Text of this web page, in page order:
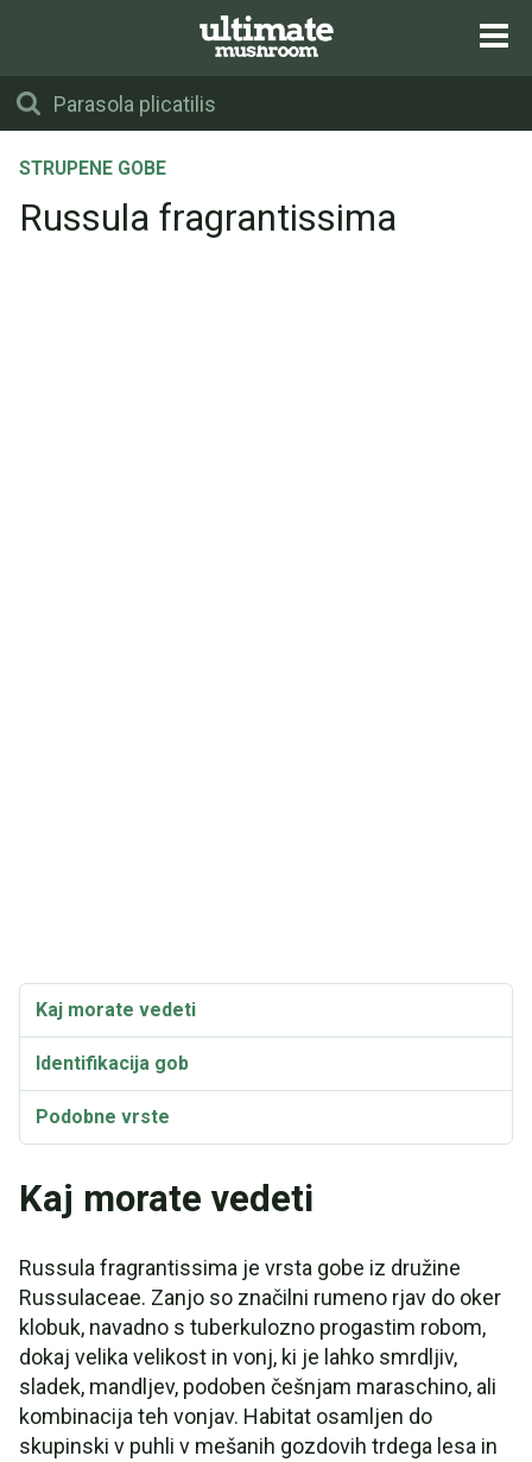
STRUPENE GOBE
Russula fragrantissima
Kaj morate vedeti
Identifikacija gob
Podobne vrste
Kaj morate vedeti
Russula fragrantissima je vrsta gobe iz družine
Russulaceae. Zanjo so značilni rumeno rjav do oker
klobuk, navadno s tuberkulozno progastim robom,
dokaj velika velikost in vonj, ki je lahko smrdljiv,
sladek, mandljev, podoben češnjam maraschino, ali
kombinacija teh vonjav. Habitat osamljen do
skupinski v puhli v mešanih gozdovih trdega lesa in